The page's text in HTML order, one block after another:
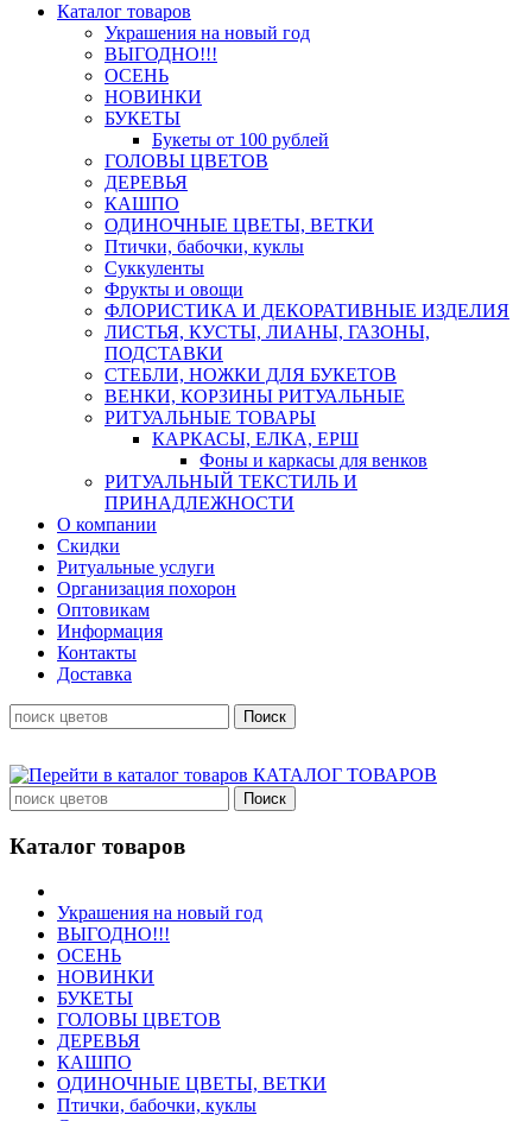
Каталог товаров
Украшения на новый год
ВЫГОДНО!!!
ОСЕНЬ
НОВИНКИ
БУКЕТЫ
Букеты от 100 рублей
ГОЛОВЫ ЦВЕТОВ
ДЕРЕВЬЯ
КАШПО
ОДИНОЧНЫЕ ЦВЕТЫ, ВЕТКИ
Птички, бабочки, куклы
Суккуленты
Фрукты и овощи
ФЛОРИСТИКА И ДЕКОРАТИВНЫЕ ИЗДЕЛИЯ
ЛИСТЬЯ, КУСТЫ, ЛИАНЫ, ГАЗОНЫ,
ПОДСТАВКИ
СТЕБЛИ, НОЖКИ ДЛЯ БУКЕТОВ
ВЕНКИ, КОРЗИНЫ РИТУАЛЬНЫЕ
РИТУАЛЬНЫЕ ТОВАРЫ
КАРКАСЫ, ЕЛКА, ЕРШ
Фоны и каркасы для венков
РИТУАЛЬНЫЙ ТЕКСТИЛЬ И
ПРИНАДЛЕЖНОСТИ
О компании
Скидки
Ритуальные услуги
Организация похорон
Оптовикам
Информация
Контакты
Доставка
КАТАЛОГ ТОВАРОВ
Каталог товаров
Украшения на новый год
ВЫГОДНО!!!
ОСЕНЬ
НОВИНКИ
БУКЕТЫ
ГОЛОВЫ ЦВЕТОВ
ДЕРЕВЬЯ
КАШПО
ОДИНОЧНЫЕ ЦВЕТЫ, ВЕТКИ
Птички, бабочки, куклы